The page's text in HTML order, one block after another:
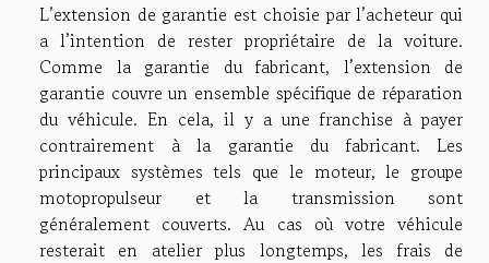
L’extension de garantie est choisie par l’acheteur qui
a l’intention de rester propriétaire de la voiture.
Comme la garantie du fabricant, l’extension de
garantie couvre un ensemble spécifique de réparation
du véhicule. En cela, il y a une franchise à payer
contrairement à la garantie du fabricant. Les
principaux systèmes tels que le moteur, le groupe
motopropulseur et la transmission sont
généralement couverts. Au cas où votre véhicule
resterait en atelier plus longtemps, les frais de